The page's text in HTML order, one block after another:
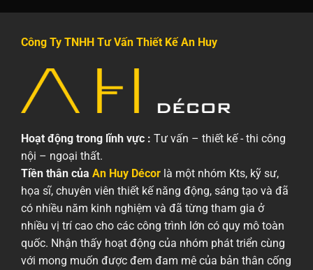
Công Ty TNHH Tư Vấn Thiết Kế An Huy
Hoạt động trong lĩnh vực : Tư vấn – thiết kế - thi công
nội – ngoại thất.
Tiền thân của An Huy Décor là một nhóm Kts, kỹ sư,
họa sĩ, chuyên viên thiết kế năng động, sáng tạo và đã
có nhiều năm kinh nghiệm và đã từng tham gia ở
nhiều vị trí cao cho các công trình lớn có quy mô toàn
quốc. Nhận thấy hoạt động của nhóm phát triển cùng
với mong muốn được đem đam mê của bản thân cống